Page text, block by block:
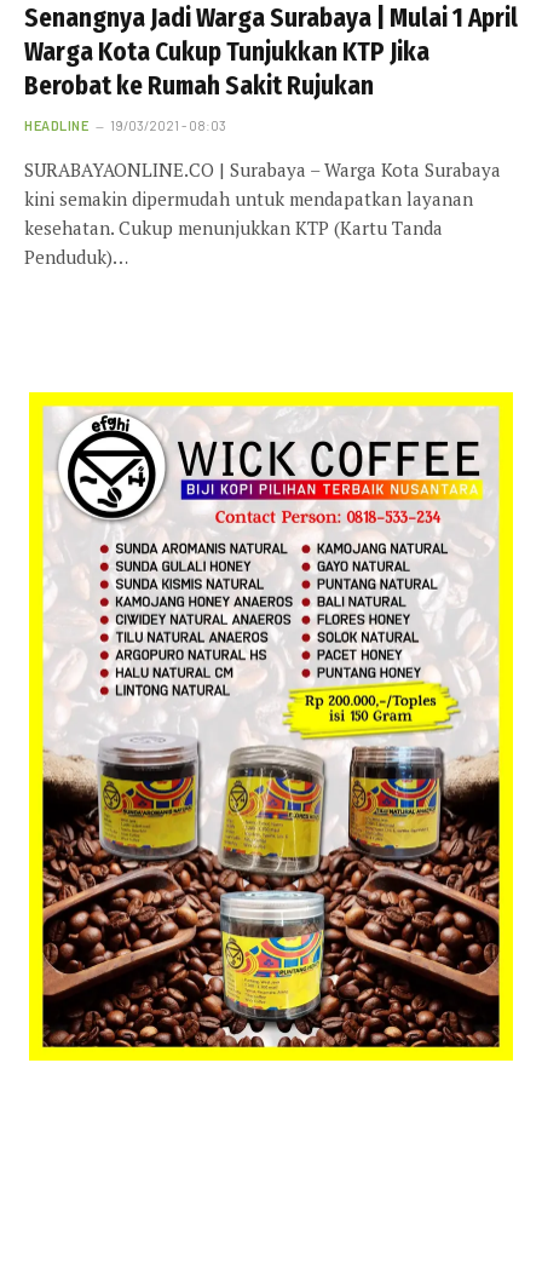
Senangnya Jadi Warga Surabaya | Mulai 1 April
Warga Kota Cukup Tunjukkan KTP Jika
Berobat ke Rumah Sakit Rujukan
HEADLINE 19/03/2021 - 08:03
SURABAYAONLINE.CO | Surabaya – Warga Kota Surabaya
kini semakin dipermudah untuk mendapatkan layanan
kesehatan. Cukup menunjukkan KTP (Kartu Tanda
Penduduk)…